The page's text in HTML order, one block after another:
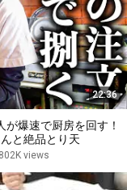
22:36
が爆速で厨房を回す！
と絶品とり天
802K views